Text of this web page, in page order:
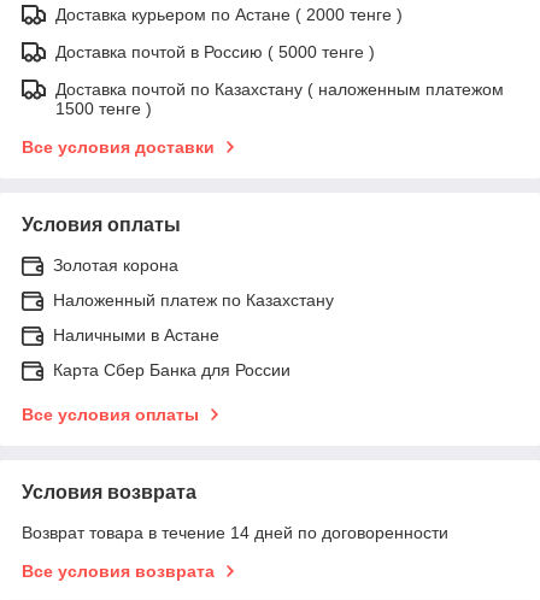
Доставка курьером по Астане ( 2000 тенге )
Доставка почтой в Россию ( 5000 тенге )
Доставка почтой по Казахстану ( наложенным платежом
1500 тенге )
Все условия доставки
Условия оплаты
Золотая корона
Наложенный платеж по Казахстану
Наличными в Астане
Карта Сбер Банка для России
Все условия оплаты
Условия возврата
Возврат товара в течение 14 дней по договоренности
Все условия возврата